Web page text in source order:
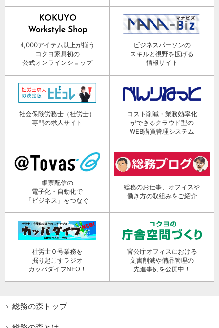
4,000アイテム以上が揃う
コクヨ家具初の
公式オンラインショップ
ビジネスパーソンの
スキルと視野を拡げる
情報サイト
社会保険労務士（社労士）
専門の求人サイト
コスト削減・業務効率化
ができるクラウド型の
WEB購買管理システム
帳票配信の
電子化・自動化で
「ビジネス」をつなぐ
総務のお仕事、オフィスや
働き方の取組みをご紹介
社労士０号業務を
掘り起こすラジオ
カッパダイブNEO！
官公庁オフィスにおける
文書削減や備品管理の
先進事例を公開中！
総務の森トップ